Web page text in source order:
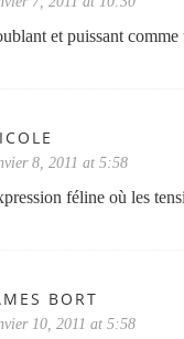
et puissant
8, 2011 at 5:58
féline où les
BORT
10, 2011 at 5:58